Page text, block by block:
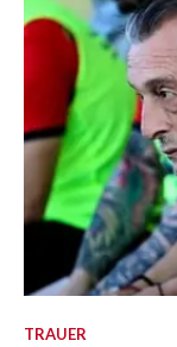
TRAUER